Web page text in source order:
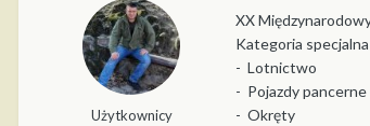
Użytkownicy
XX
Kategoria
- Lotnictwo
- Pojazdy pancerne
- Okręty